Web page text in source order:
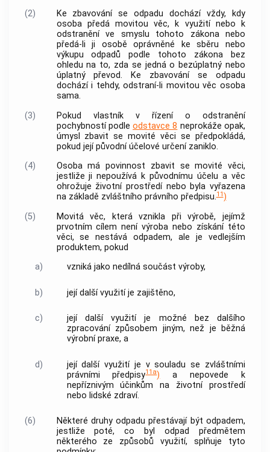
(2)
Ke zbavování se odpadu dochází vždy, kdy
osoba předá movitou věc, k využití nebo k
odstranění ve smyslu tohoto zákona nebo
předá-li ji osobě oprávněné ke sběru nebo
výkupu odpadů podle tohoto zákona bez
ohledu na to, zda se jedná o bezúplatný nebo
úplatný převod. Ke zbavování se odpadu
dochází i tehdy, odstraní-li movitou věc osoba
sama.
(3)
Pokud vlastník v řízení o odstranění
pochybností podleodstavce 8 neprokáže opak,
úmysl zbavit se movité věci se předpokládá,
pokud její původní účelové určení zaniklo.
(4)
Osoba má povinnost zbavit se movité věci,
jestliže ji nepoužívá k původnímu účelu a věc
ohrožuje životní prostředí nebo byla vyřazena
na základě zvláštního právního předpisu.11)
(5)
Movitá věc, která vznikla při výrobě, jejímž
prvotním cílem není výroba nebo získání této
věci, se nestává odpadem, ale je vedlejším
produktem, pokud
a)
vzniká jako nedílná součást výroby,
b) její další využití je zajištěno,
c)
její další využití je možné bez dalšího
zpracovánízpůsobem jiným, než je běžná
výrobní praxe, a
d)
její další využití je v souladu se zvláštními
právními předpisy11a) a nepovede k
nepříznivým účinkům na životní prostředí
nebo lidské zdraví.
(6)
Některé druhy odpadu přestávají být odpadem,
jestliže poté, co byl odpad předmětem
některého ze způsobů využití, splňuje tyto